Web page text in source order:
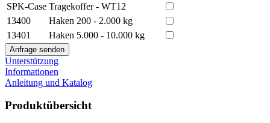
SPK-Case Tragekoffer - WT12
13400
Haken 200 - 2.000 kg
13401
Haken 5.000 - 10.000 kg
Unterstützung
Informationen
Anleitung und Katalog
Produktübersicht